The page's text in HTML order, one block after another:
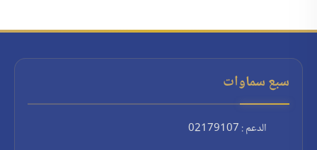
سبع سماوات
الدعم : 02179107